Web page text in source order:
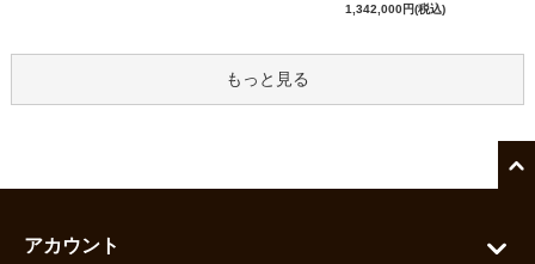
1,342,000円(税込)
もっと見る
アカウント